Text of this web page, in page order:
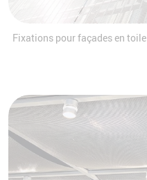
Fixations pour façades en toile